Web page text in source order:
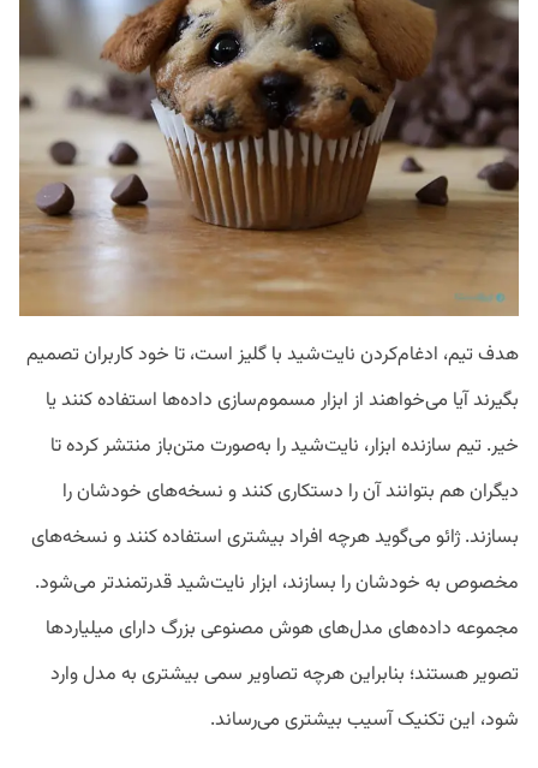
هدف تیم، ادغام‌کردن نایت‌شید با گلیز است، تا خود کاربران تصمیم
بگیرند آیا می‌خواهند از ابزار مسموم‌سازی داده‌ها استفاده کنند یا
خیر. تیم سازنده ابزار، نایت‌شید را به‌صورت متن‌باز منتشر کرده تا
دیگران هم بتوانند آن را دستکاری کنند و نسخه‌های خودشان را
بسازند. ژائو می‌گوید هرچه افراد بیشتری استفاده کنند و نسخه‌های
مخصوص به خودشان را بسازند، ابزار نایت‌شید قدرتمندتر می‌شود.
مجموعه داده‌های مدل‌های هوش مصنوعی بزرگ دارای میلیاردها
تصویر هستند؛ بنابراین هرچه تصاویر سمی بیشتری به مدل وارد
شود، این تکنیک آسیب بیشتری می‌رساند.